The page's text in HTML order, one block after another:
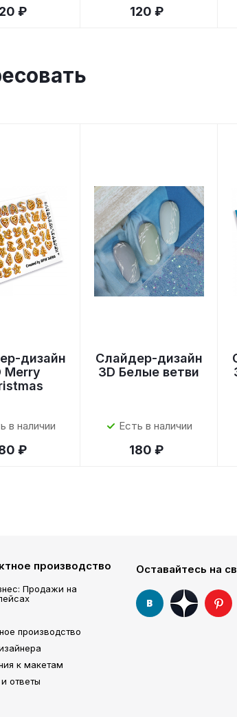
₽ 120 ₽
дизайн
Merry
в наличии
₽
Слайдер-дизайн
3D Белые ветви
Есть в наличии
180 ₽
производство
Продажи на
производство
к макетам
ответы
Оставайтесь на